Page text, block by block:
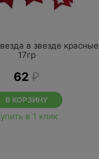
в звезде красные
17гр
62 ₽
В КОРЗИНУ
в 1 клик